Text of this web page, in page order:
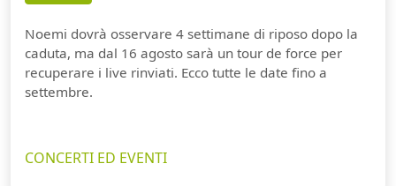
Noemi dovrà osservare 4 settimane di riposo dopo la
caduta, ma dal 16 agosto sarà un tour de force per
recuperare i live rinviati. Ecco tutte le date fino a
settembre.
CONCERTI ED EVENTI